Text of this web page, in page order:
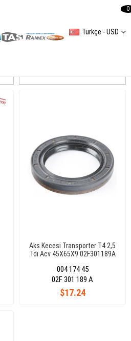
Türkçe - USD
0
Aks Kecesi Transporter T4 2,5
Tdı Acv 45X65X9 02F301189A
004 174 45
$17.24
02F 301 189 A